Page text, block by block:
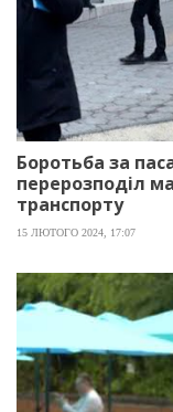
Боротьба за
перерозподіл
транспорту
15 ЛЮТОГО 2024, 17:07